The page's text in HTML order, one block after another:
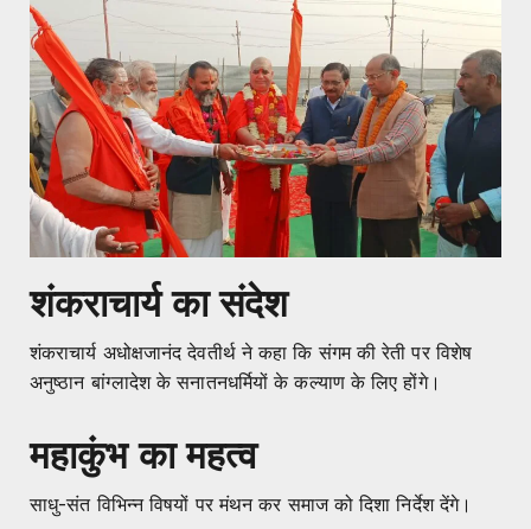
शंकराचार्य का संदेश
शंकराचार्य अधोक्षजानंद देवतीर्थ ने कहा कि संगम की रेती पर विशेष
अनुष्ठान बांग्लादेश के सनातनधर्मियों के कल्याण के लिए होंगे।
महाकुंभ का महत्व
साधु-संत विभिन्न विषयों पर मंथन कर समाज को दिशा निर्देश देंगे।